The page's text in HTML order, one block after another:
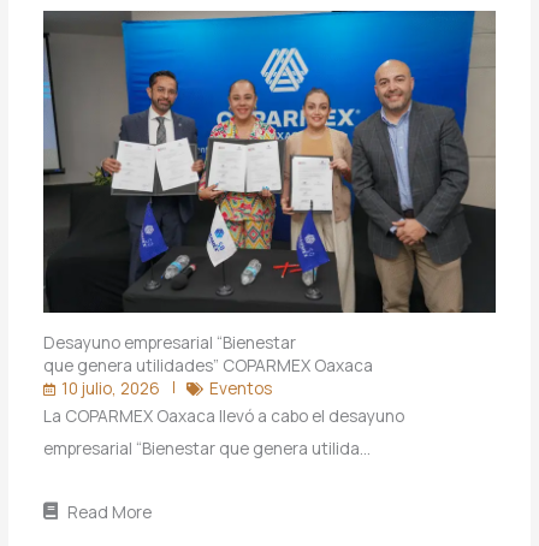
Desayuno empresarial “Bienestar
que genera utilidades” COPARMEX Oaxaca
10 julio, 2026
Eventos
La COPARMEX Oaxaca llevó a cabo el desayuno
empresarial “Bienestar que genera utilida…
Read More